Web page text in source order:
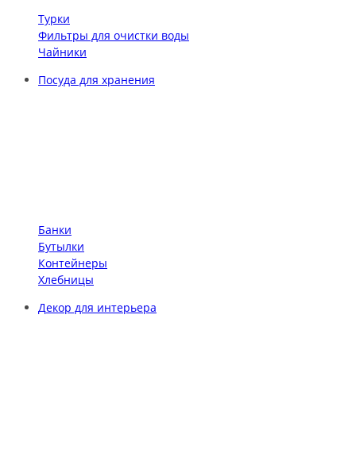
Турки
Фильтры для очистки воды
Чайники
Посуда для хранения
Банки
Бутылки
Контейнеры
Хлебницы
Декор для интерьера